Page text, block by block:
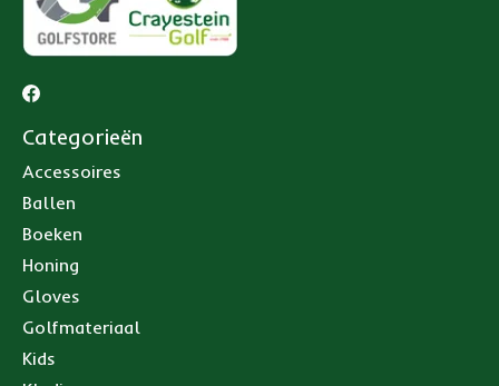
Categorieën
Accessoires
Ballen
Boeken
Honing
Gloves
Golfmateriaal
Kids